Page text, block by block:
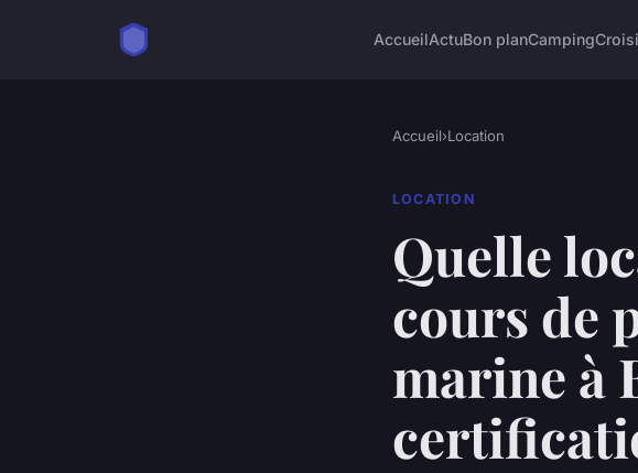
AccueilActuBon planCamping
Accueil›Location
LOCATION
Quelle
cours de
marine à